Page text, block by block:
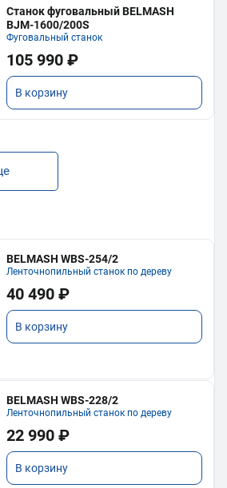
Станок фуговальный BELMASH
BJM-1600/200S
Фуговальный станок
105 990 ₽
В корзину
BELMASH WBS-254/2
Ленточнопильный станок по дереву
40 490 ₽
В корзину
BELMASH WBS-228/2
Ленточнопильный станок по дереву
22 990 ₽
В корзину